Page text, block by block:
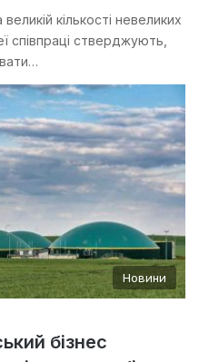
кількості невеликих
співпраці стверджують,
Новини
бізнес